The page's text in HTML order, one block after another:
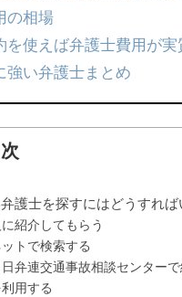
の相場
を使えば弁護士費用が実
強い弁護士まとめ
護士を探すにはどうすれば
紹介してもらう
トで検索する
弁連交通事故相談センター
用する